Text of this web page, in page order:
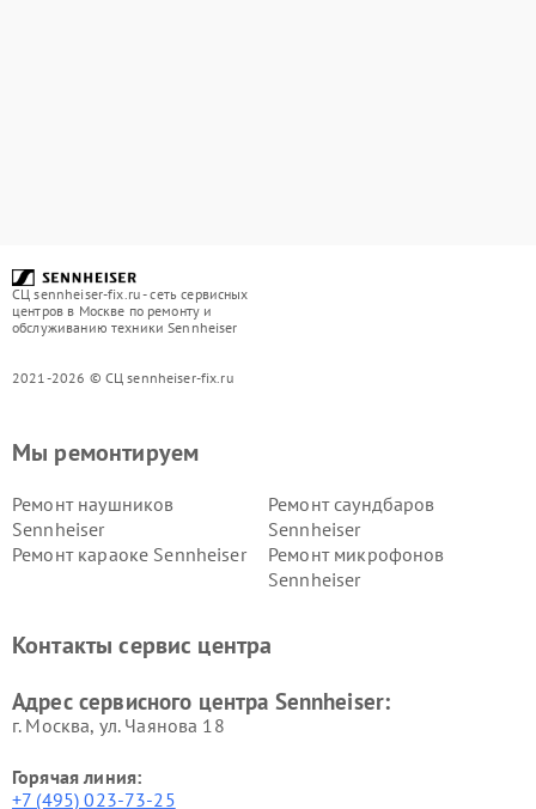
СЦ sennheiser-fix.ru - сеть сервисных
центров в Москве по ремонту и
обслуживанию техники Sennheiser
2021-2026 © СЦ sennheiser-fix.ru
Мы ремонтируем
Ремонт наушников
Sennheiser
Ремонт саундбаров
Sennheiser
Ремонт караоке Sennheiser
Ремонт микрофонов
Sennheiser
Контакты сервис центра
Адрес сервисного центра Sennheiser:
г. Москва, ул. Чаянова 18
Горячая линия:
+7 (495) 023-73-25